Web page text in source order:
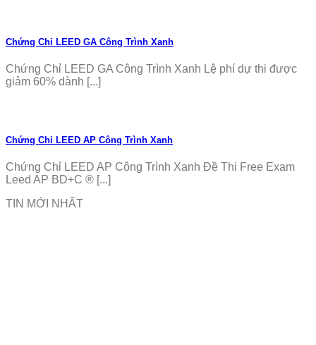
Chứng Chỉ LEED GA Công Trình Xanh
Chứng Chỉ LEED GA Công Trình Xanh Lệ phí dự thi được
giảm 60% dành [...]
Chứng Chỉ LEED AP Công Trình Xanh
Chứng Chỉ LEED AP Công Trình Xanh Đề Thi Free Exam
Leed AP BD+C ® [...]
TIN MỚI NHẤT